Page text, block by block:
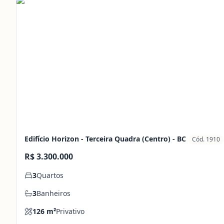
Edifício Horizon - Terceira Quadra (Centro) - BC Cód. 1910
R$ 3.300.000
3Quartos
3Banheiros
126 m²Privativo